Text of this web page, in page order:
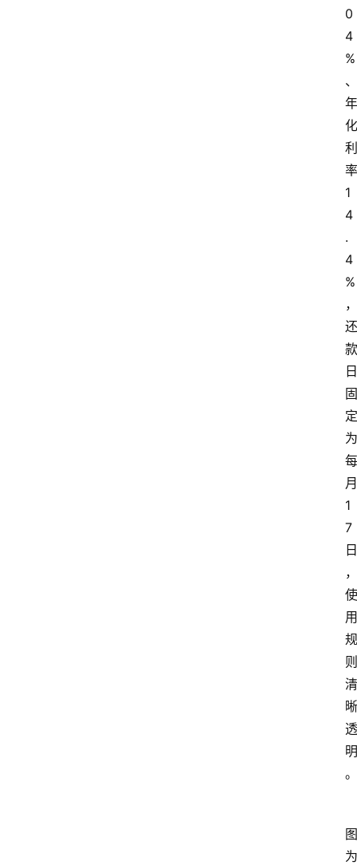
0
4
%
、
年
化
利
率
1
4
.
4
%
，
还
款
日
固
定
为
每
月
1
7
日
，
使
用
规
则
清
晰
透
明
。
图
为